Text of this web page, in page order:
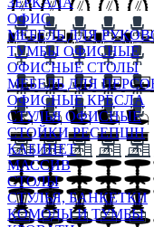
ОФИС
МЕБЕЛЬ ДЛЯ
ТУМБЫ ОФИСНЫЕ
ОФИСНЫЕ СТОЛЫ
МЕБЕЛЬ ДЛЯ
ОФИСНЫЕ КРЕСЛА
СТУЛЬЯ ОФИСНЫЕ
СТОЙКИ РЕСЕПШН
КАБИНЕТ
МАССИВ
СТОЛЫ
СТУЛЬЯ, БАНКЕТКИ
КОМОДЫ И ТУМБЫ